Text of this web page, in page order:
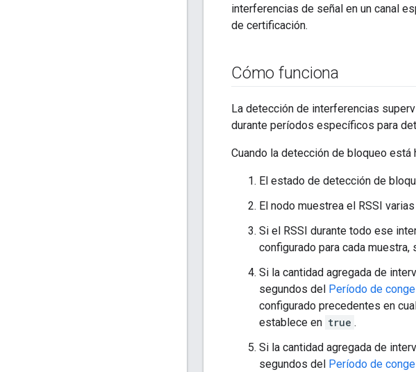
interferencias de señal en un canal
de certificación.
Cómo funciona
La detección de interferencias
durante períodos específicos para
Cuando la detección de bloqueo
El estado de detección de
El nodo muestrea el RSSI
Si el RSSI durante todo ese
configurado para cada
Si la cantidad agregada de
segundos del Período de
configurado precedentes en
establece en true .
Si la cantidad agregada de
segundos del Período de